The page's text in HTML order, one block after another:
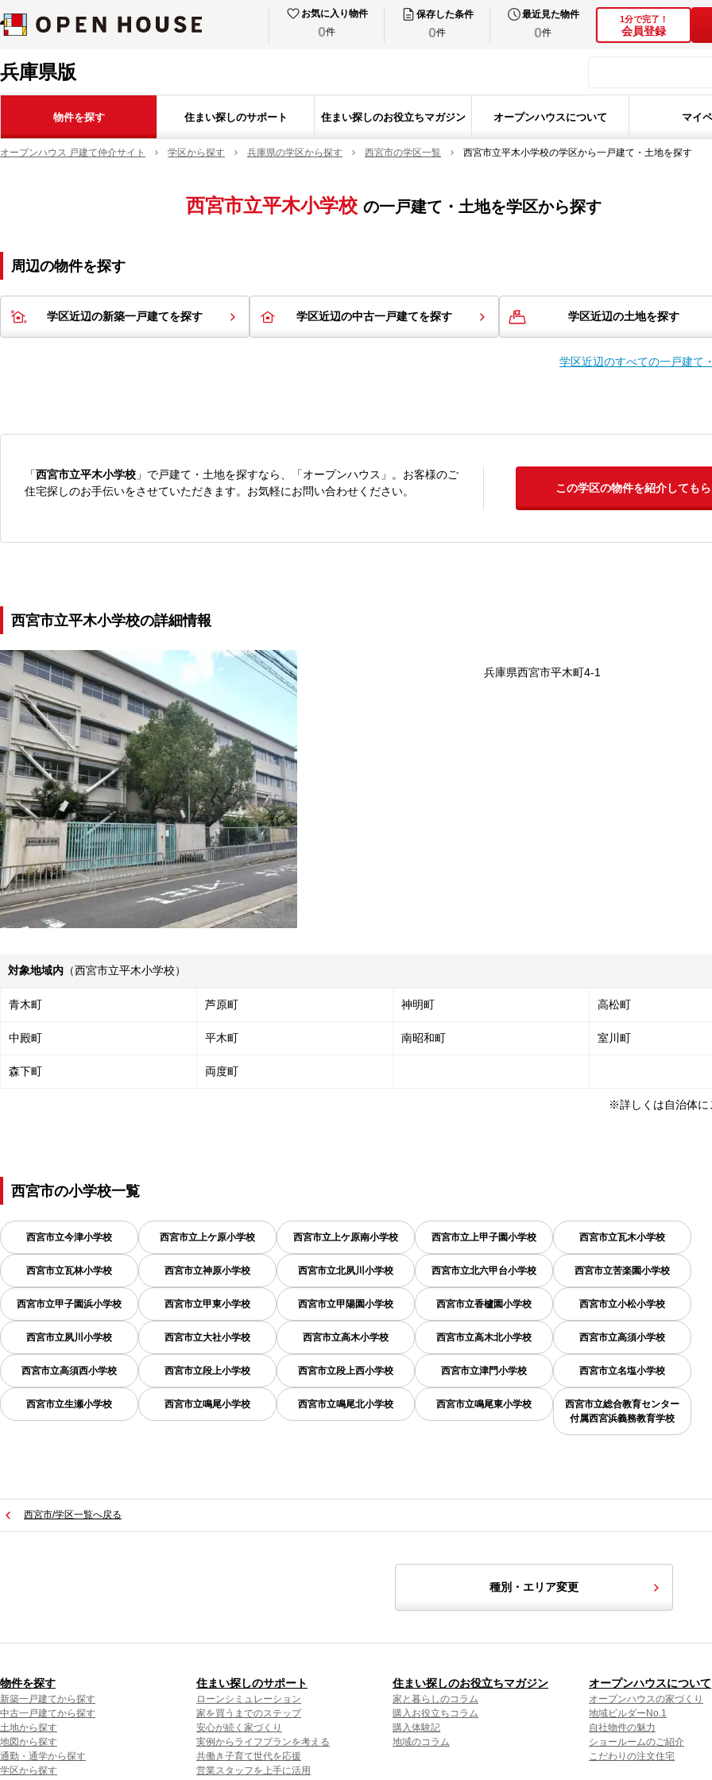
お気に入り物件
0件
保存した条件
0件
最近見た物件
0件
1分で完了！
会員登録
兵庫県版
物件を探す 住まい探しのサポート 住まい探しのお役立ちマガジン オープンハウスについて マイ
オープンハウス 戸建て仲介サイト 学区から探す 兵庫県の学区から探す 西宮市の学区一覧 西宮市立平木小学校の学区から一戸建て・土地を探す
西宮市立平木小学校 の一戸建て・土地を学区から探す
周辺の物件を探す
学区近辺の新築一戸建てを探す 学区近辺の中古一戸建てを探す 学区近辺の土地を探す
学区近辺のすべての一戸建て
「西宮市立平木小学校 」で戸建て・土地を探すなら、「オープンハウス」。お客様のご
住宅探しのお手伝いをさせていただきます。お気軽にお問い合わせください。
この学区の物件を紹介してもら
西宮市立平木小学校の詳細情報
兵庫県西宮市平木町4-1
対象地域内 （西宮市立平木小学校）
青木町 芦原町 神明町 高松町
中殿町 平木町 南昭和町 室川町
森下町 両度町
※詳しくは自治体に
西宮市の小学校一覧
西宮市立今津小学校 西宮市立上ケ原小学校 西宮市立上ケ原南小学校 西宮市立上甲子園小学校 西宮市立瓦木小学校
西宮市立瓦林小学校 西宮市立神原小学校 西宮市立北夙川小学校 西宮市立北六甲台小学校 西宮市立苦楽園小学校
西宮市立甲子園浜小学校 西宮市立甲東小学校 西宮市立甲陽園小学校 西宮市立香櫨園小学校 西宮市立小松小学校
西宮市立夙川小学校 西宮市立大社小学校 西宮市立高木小学校 西宮市立高木北小学校 西宮市立高須小学校
西宮市立高須西小学校 西宮市立段上小学校 西宮市立段上西小学校 西宮市立津門小学校 西宮市立名塩小学校
西宮市立生瀬小学校 西宮市立鳴尾小学校 西宮市立鳴尾北小学校 西宮市立鳴尾東小学校
西宮市立総合教育センター
付属西宮浜義務教育学校
西宮市/学区一覧へ戻る
種別・エリア変更
物件を探す
新築一戸建てから探す
中古一戸建てから探す
土地から探す
地図から探す
通勤・通学から探す
学区から探す
住まい探しのサポート
ローンシミュレーション
家を買うまでのステップ
安心が続く家づくり
実例からライフプランを考える
共働き子育て世代を応援
営業スタッフを上手に活用
住まい探しのお役立ちマガジン
家と暮らしのコラム
購入お役立ちコラム
購入体験記
地域のコラム
オープンハウスについて
オープンハウスの家づくり
地域ビルダーNo.1
自社物件の魅力
ショールームのご紹介
こだわりの注文住宅